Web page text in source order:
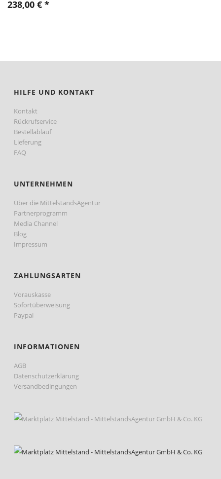
238,00 € *
HILFE UND KONTAKT
Kontakt
Rückrufservice
Bestellablauf
Lieferung
FAQ
UNTERNEHMEN
Über die MittelstandsAgentur
Partnerprogramm
Media Channel
Blog
Impressum
ZAHLUNGSARTEN
Vorauskasse
Sofortüberweisung
Paypal
INFORMATIONEN
AGB
Datenschutzerklärung
Versandbedingungen